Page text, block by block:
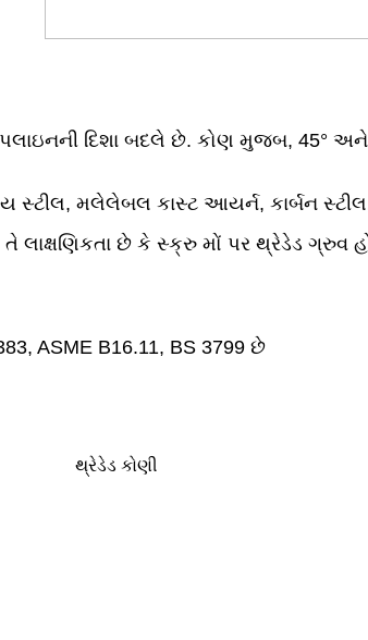
દિશા બદલે છે. કોણ મુજબ,
સ્ટીલ, મલેલેબલ કાસ્ટ આયર્ન, કાર્બન
લાક્ષણિકતા છે કે સ્ક્રુ મોં પર થ્રેડેડ
ASME B16.11, BS 3799 છે
થ્રેડેડ કોણી